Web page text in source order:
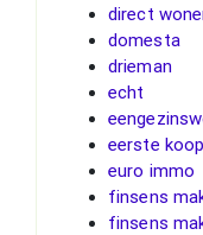
direct
domesta
drieman
echt
eerste
euro immo
finsens
finsens